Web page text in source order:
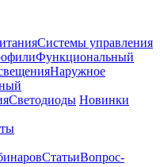
Системы управления
Функциональный
Наружное
Светодиоды Новинки
СтатьиВопрос-